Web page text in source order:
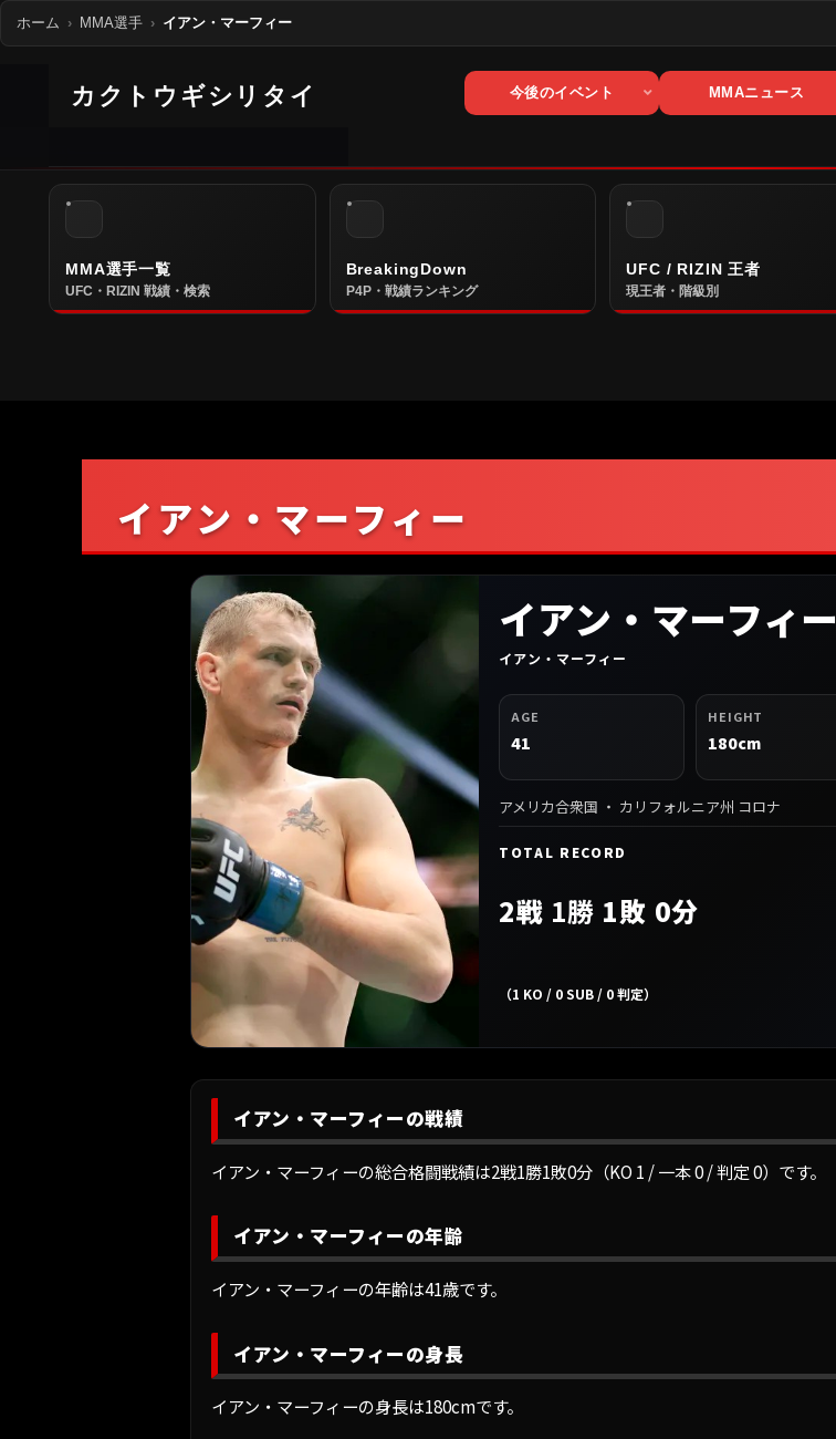
ホーム MMA選手 イアン・マーフィー
カクトウギシリタイ 今後のイベント MMAニュース
MMA選手一覧
UFC・RIZIN 戦績・検索
BreakingDown
P4P・戦績ランキング
UFC / RIZIN 王者
現王者・階級別
イアン・マーフィー
イアン・マーフィー
イアン・マーフィー
AGE
41
HEIGHT
180cm
アメリカ合衆国 ・ カリフォルニア州 コロナ
TOTAL RECORD
2戦 1勝 1敗 0分
（1 KO / 0 SUB / 0 判定）
イアン・マーフィーの戦績
イアン・マーフィーの総合格闘戦績は2戦1勝1敗0分（KO 1 / 一本 0 / 判定 0）です。
イアン・マーフィーの年齢
イアン・マーフィーの年齢は41歳です。
イアン・マーフィーの身長
イアン・マーフィーの身長は180cmです。